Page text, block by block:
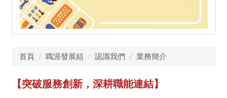
首頁 職涯發展組 認識我們 業務簡介
【突破服務創新，深耕職能連結】